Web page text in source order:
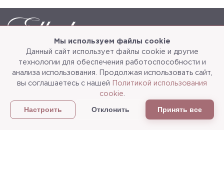
Мы используем файлы cookie
Данный сайт использует файлы cookie и другие
технологии для обеспечения работоспособности и
анализа использования. Продолжая использовать сайт,
вы соглашаетесь с нашей
Политикой использования
cookie
Настроить Отклонить Принять все
Каталог О компании
3d-тур
Сотрудничество Доставка и упаковка
Политика конфиденциальности